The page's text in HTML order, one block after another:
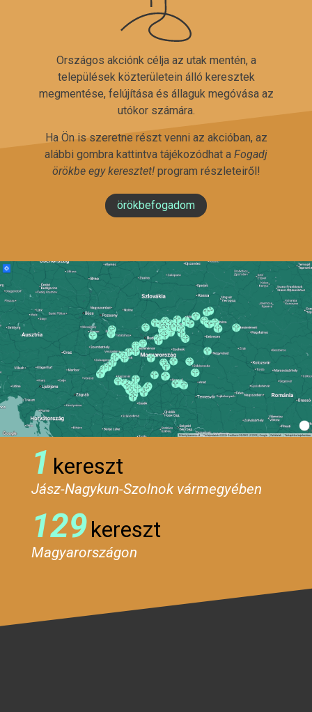
Országos akciónk célja az utak mentén, a
települések közterületein álló keresztek
megmentése, felújítása és állaguk megóvása az
utókor számára.
Ha Ön is szeretne részt venni az akcióban, az
alábbi gombra kattintva tájékozódhat a Fogadj
örökbe egy keresztet!program részleteiről!
örökbefogadom
1 kereszt
Jász-Nagykun-Szolnok vármegyében
129kereszt
Magyarországon